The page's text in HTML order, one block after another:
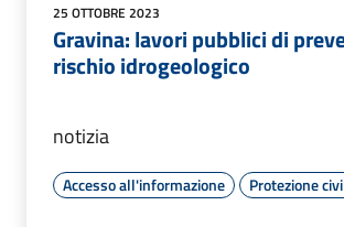
25 OTTOBRE 2023
Gravina: lavori pubblici di
rischio idrogeologico
notizia
Accesso all'informazione Protezione